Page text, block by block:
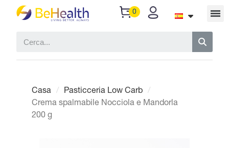
Casa
Pasticceria Low Carb
Crema spalmabile Nocciola e Mandorla
200 g